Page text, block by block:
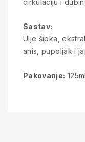
cirkulaciju i
Sastav:
Ulje šipka,
anis, pupoljak i
Pakovanje: 125ml